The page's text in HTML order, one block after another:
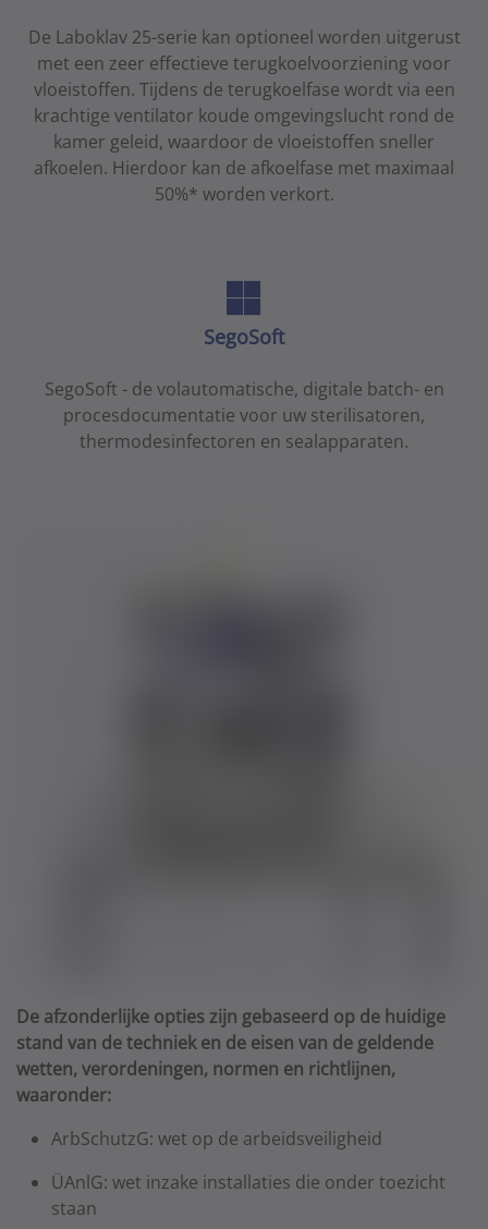
De Laboklav 25-serie kan optioneel worden uitgerust
met een zeer effectieve terugkoelvoorziening voor
vloeistoffen. Tijdens de terugkoelfase wordt via een
krachtige ventilator koude omgevingslucht rond de
kamer geleid, waardoor de vloeistoffen sneller
afkoelen. Hierdoor kan de afkoelfase met maximaal
50%* worden verkort.
SegoSoft
SegoSoft - de volautomatische, digitale batch- en
procesdocumentatie voor uw sterilisatoren,
thermodesinfectoren en sealapparaten.
De afzonderlijke opties zijn gebaseerd op de huidige
stand van de techniek en de eisen van de geldende
wetten, verordeningen, normen en richtlijnen,
waaronder:
ArbSchutzG: wet op de arbeidsveiligheid
ÜAnlG: wet inzake installaties die onder toezicht
staan